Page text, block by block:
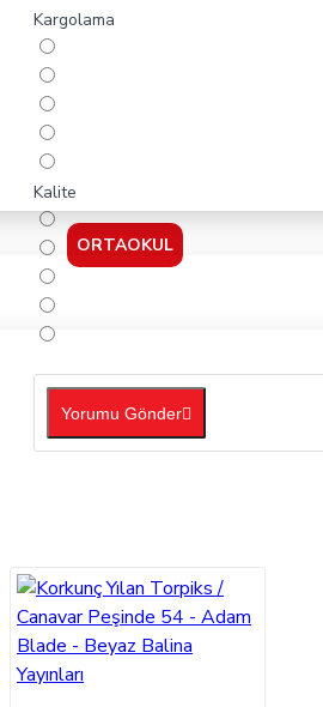
ORTAOKUL
Kargolama
Kalite
Yorumu Gönder